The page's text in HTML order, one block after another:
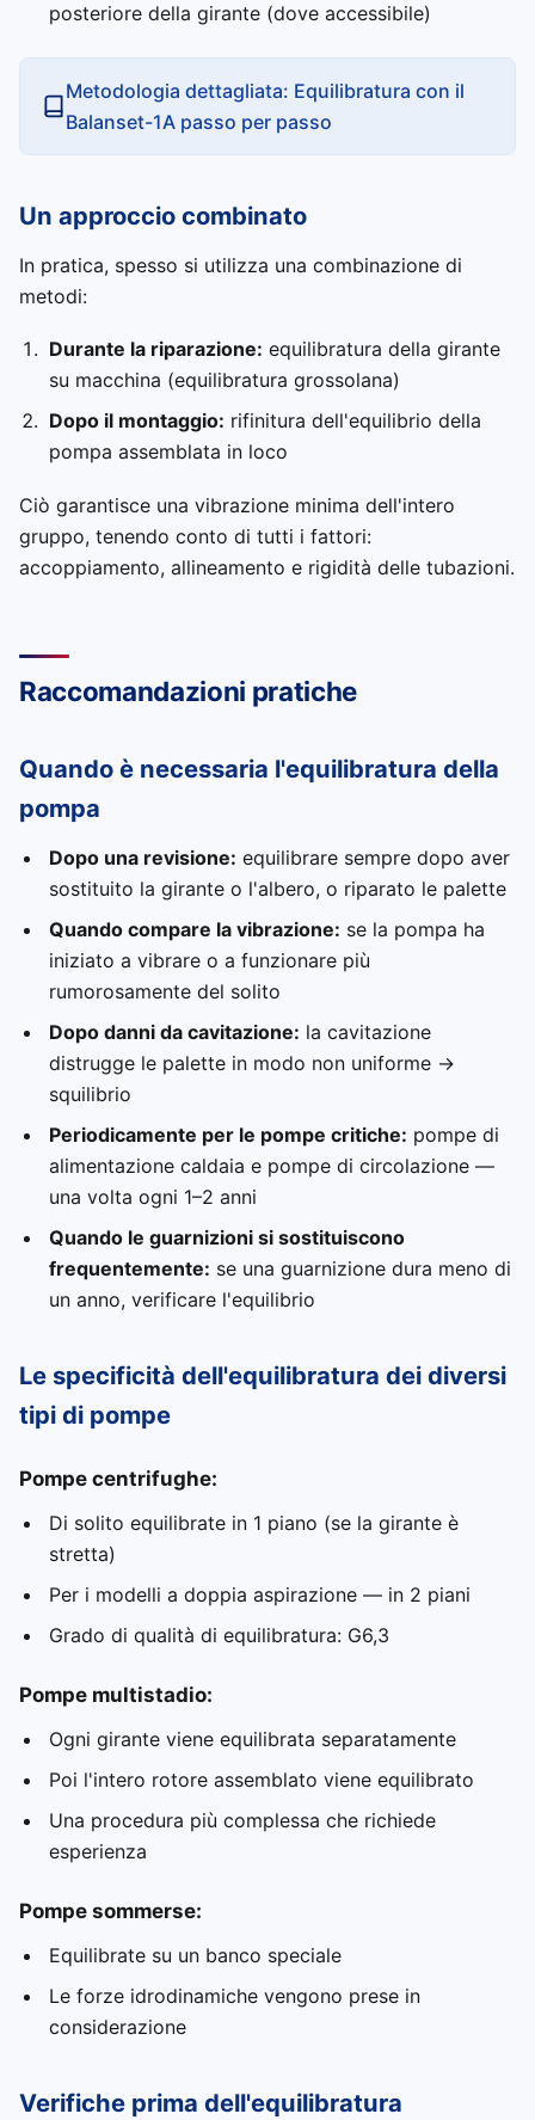
posteriore della girante (dove accessibile)
Metodologia dettagliata: Equilibratura con il
Balanset-1A passo per passo
Un approccio combinato
In pratica, spesso si utilizza una combinazione di
metodi:
Durante la riparazione: equilibratura della girante
su macchina (equilibratura grossolana)
Dopo il montaggio: rifinitura dell'equilibrio della
pompa assemblata in loco
Ciò garantisce una vibrazione minima dell'intero
gruppo, tenendo conto di tutti i fattori:
accoppiamento, allineamento e rigidità delle tubazioni.
Raccomandazioni pratiche
Quando è necessaria l'equilibratura della
pompa
Dopo una revisione: equilibrare sempre dopo aver
sostituito la girante o l'albero, o riparato le palette
Quando compare la vibrazione: se la pompa ha
iniziato a vibrare o a funzionare più
rumorosamente del solito
Dopo danni da cavitazione: la cavitazione
distrugge le palette in modo non uniforme →
squilibrio
Periodicamente per le pompe critiche: pompe di
alimentazione caldaia e pompe di circolazione —
una volta ogni 1–2 anni
Quando le guarnizioni si sostituiscono
frequentemente: se una guarnizione dura meno di
un anno, verificare l'equilibrio
Le specificità dell'equilibratura dei diversi
tipi di pompe
Pompe centrifughe:
Di solito equilibrate in 1 piano (se la girante è
stretta)
Per i modelli a doppia aspirazione — in 2 piani
Grado di qualità di equilibratura: G6,3
Pompe multistadio:
Ogni girante viene equilibrata separatamente
Poi l'intero rotore assemblato viene equilibrato
Una procedura più complessa che richiede
esperienza
Pompe sommerse:
Equilibrate su un banco speciale
Le forze idrodinamiche vengono prese in
considerazione
Verifiche prima dell'equilibratura